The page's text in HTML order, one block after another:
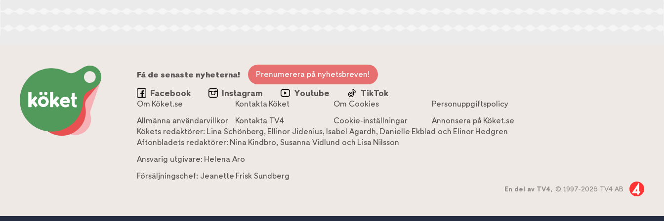
Få de senaste nyheterna! Prenumerera på nyhetsbreven!
Facebook Instagram Youtube TikTok
Om Köket.se Kontakta Köket Om Cookies
Personuppgiftspolicy
Allmänna användarvillkor
Kontakta TV4 Cookie-inställningar
Annonsera på Köket.se
Kökets redaktörer: Lina Schönberg, Ellinor Jidenius, Isabel Agardh, Danielle Ekblad och Elinor Hedgren
Aftonbladets redaktörer: Nina Kindbro, Susanna Vidlund och Lisa Nilsson
Ansvarig utgivare: Helena Aro
Försäljningschef: Jeanette Frisk Sundberg
En del av TV4, © 1997-2026 TV4 AB